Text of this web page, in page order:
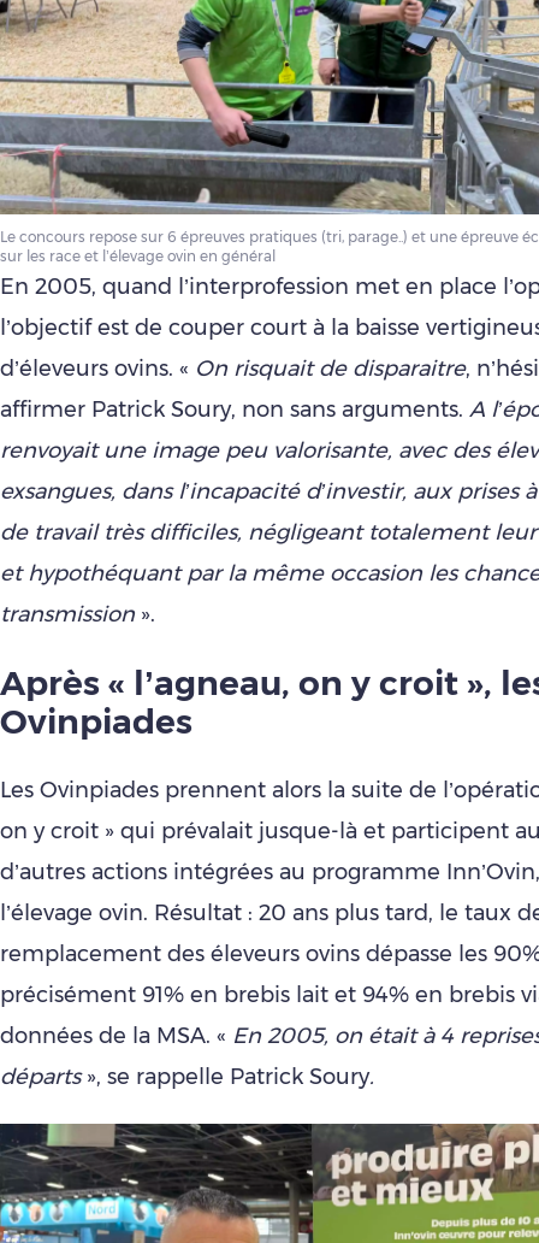
Le concours repose sur 6 épreuves pratiques (tri, parage..) et une épreuve
sur les race et l’élevage ovin en général
En 2005, quand l’interprofession met en place
l’objectif est de couper court à la baisse
d’éleveurs ovins. « On risquait de disparaitre,
affirmer Patrick Soury, non sans arguments. A
renvoyait une image peu valorisante, avec des
exsangues, dans l’incapacité d’investir, aux prises
de travail très difficiles, négligeant totalement
et hypothéquant par la même occasion les
transmission ».
Après « l’agneau, on y croit »,
Ovinpiades
Les Ovinpiades prennent alors la suite de
on y croit » qui prévalait jusque-là et participent
d’autres actions intégrées au programme
l’élevage ovin. Résultat : 20 ans plus tard, le taux
remplacement des éleveurs ovins dépasse les
précisément 91% en brebis lait et 94% en brebis
données de la MSA. « En 2005, on était à 4
départs», se rappelle Patrick Soury.